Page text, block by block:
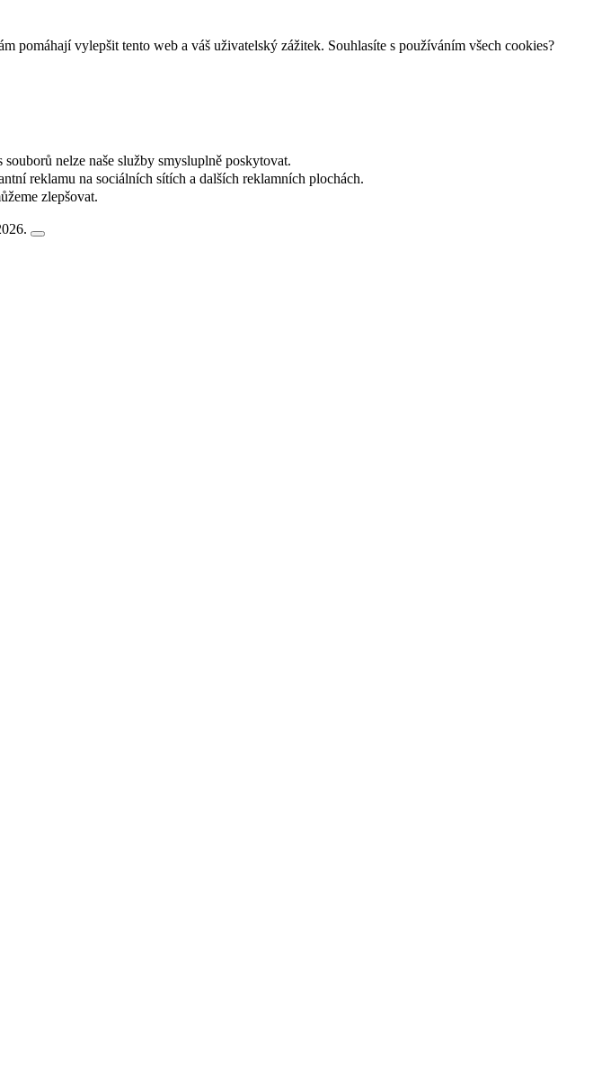
pomáhají vylepšit tento web a váš uživatelský zážitek. Souhlasíte s používáním všech cookies?
nelze naše služby smysluplně poskytovat.
reklamu na sociálních sítích a dalších reklamních plochách.
zlepšovat.